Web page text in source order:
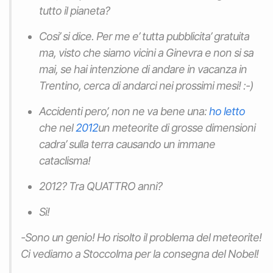
tutto il pianeta?
Cosi’ si dice. Per me e’ tutta pubblicita’ gratuita
ma, visto che siamo vicini a Ginevra e non si sa
mai, se hai intenzione di andare in vacanza in
Trentino, cerca di andarci nei prossimi mesi! :-)
Accidenti pero’, non ne va bene una:ho letto
che nel2012un meteorite di grosse dimensioni
cadra’ sulla terra causando un immane
cataclisma!
2012? Tra QUATTRO anni?
Si!
-Sono un genio! Ho risolto il problema del meteorite!
Ci vediamo a Stoccolma per la consegna del Nobel!